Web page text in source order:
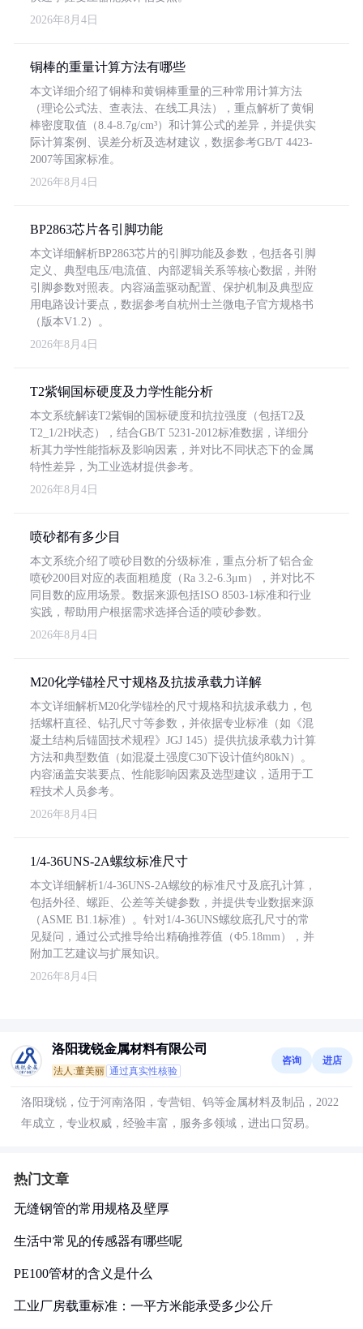
2026年8月4日
铜棒的重量计算方法有哪些
本文详细介绍了铜棒和黄铜棒重量的三种常用计算方法
（理论公式法、查表法、在线工具法），重点解析了黄铜
棒密度取值（8.4-8.7g/cm³）和计算公式的差异，并提供实
际计算案例、误差分析及选材建议，数据参考GB/T 4423-
2007等国家标准。
2026年8月4日
BP2863芯片各引脚功能
本文详细解析BP2863芯片的引脚功能及参数，包括各引脚
定义、典型电压/电流值、内部逻辑关系等核心数据，并附
引脚参数对照表。内容涵盖驱动配置、保护机制及典型应
用电路设计要点，数据参考自杭州士兰微电子官方规格书
（版本V1.2）。
2026年8月4日
T2紫铜国标硬度及力学性能分析
本文系统解读T2紫铜的国标硬度和抗拉强度（包括T2及
T2_1/2H状态），结合GB/T 5231-2012标准数据，详细分
析其力学性能指标及影响因素，并对比不同状态下的金属
特性差异，为工业选材提供参考。
2026年8月4日
喷砂都有多少目
本文系统介绍了喷砂目数的分级标准，重点分析了铝合金
喷砂200目对应的表面粗糙度（Ra 3.2-6.3μm），并对比不
同目数的应用场景。数据来源包括ISO 8503-1标准和行业
实践，帮助用户根据需求选择合适的喷砂参数。
2026年8月4日
M20化学锚栓尺寸规格及抗拔承载力详解
本文详细解析M20化学锚栓的尺寸规格和抗拔承载力，包
括螺杆直径、钻孔尺寸等参数，并依据专业标准（如《混
凝土结构后锚固技术规程》JGJ 145）提供抗拔承载力计算
方法和典型数值（如混凝土强度C30下设计值约80kN）。
内容涵盖安装要点、性能影响因素及选型建议，适用于工
程技术人员参考。
2026年8月4日
1/4-36UNS-2A螺纹标准尺寸
本文详细解析1/4-36UNS-2A螺纹的标准尺寸及底孔计算，
包括外径、螺距、公差等关键参数，并提供专业数据来源
（ASME B1.1标准）。针对1/4-36UNS螺纹底孔尺寸的常
见疑问，通过公式推导给出精确推荐值（Φ5.18mm），并
附加工艺建议与扩展知识。
2026年8月4日
洛阳珑锐金属材料有限公司
法人:董美丽 通过真实性核验
咨询 进店
洛阳珑锐，位于河南洛阳，专营钼、钨等金属材料及制品，2022
年成立，专业权威，经验丰富，服务多领域，进出口贸易。
热门文章
无缝钢管的常用规格及壁厚
生活中常见的传感器有哪些呢
PE100管材的含义是什么
工业厂房载重标准：一平方米能承受多少公斤